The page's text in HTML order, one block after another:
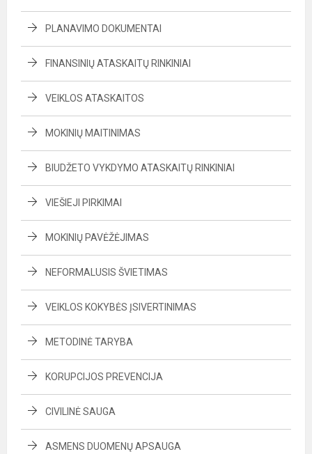
PLANAVIMO DOKUMENTAI
FINANSINIŲ ATASKAITŲ RINKINIAI
VEIKLOS ATASKAITOS
MOKINIŲ MAITINIMAS
BIUDŽETO VYKDYMO ATASKAITŲ RINKINIAI
VIEŠIEJI PIRKIMAI
MOKINIŲ PAVĖŽĖJIMAS
NEFORMALUSIS ŠVIETIMAS
VEIKLOS KOKYBĖS ĮSIVERTINIMAS
METODINĖ TARYBA
KORUPCIJOS PREVENCIJA
CIVILINĖ SAUGA
ASMENS DUOMENŲ APSAUGA